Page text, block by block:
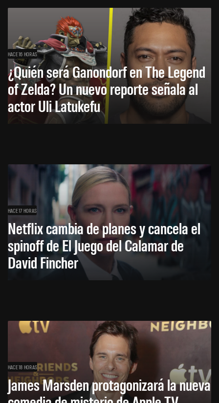
HACE 16 HORAS
¿Quién será Ganondorf en The Legend
of Zelda? Un nuevo reporte señala al
actor Uli Latukefu
HACE 17 HORAS
Netflix cambia de planes y cancela el
spinoff de El Juego del Calamar de
David Fincher
HACE 18 HORAS
James Marsden protagonizará la nueva